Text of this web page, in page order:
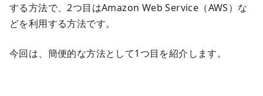
する方法で、2つ目はAmazon Web Service（AWS）な
どを利用する方法です。
今回は、簡便的な方法として1つ目を紹介します。